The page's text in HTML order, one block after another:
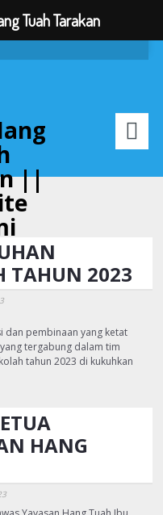
TAHUN 2023
dan pembinaan yang ketat
tergabung dalam tim
tahun 2023 di kukuhkan
HANG
Tuah Tarakan